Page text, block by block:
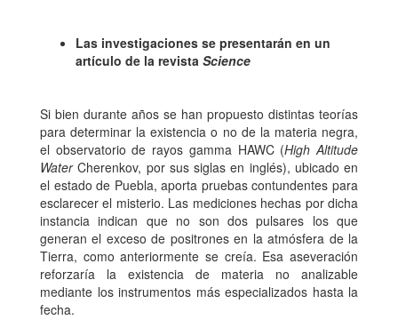
Las investigaciones se presentarán en un
artículo de la revista Science
Si bien durante años se han propuesto distintas teorías
para determinar la existencia o no de la materia negra,
el observatorio de rayos gamma HAWC (High Altitude
WaterCherenkov, por sus siglas en inglés), ubicado en
el estado de Puebla, aporta pruebas contundentes para
esclarecer el misterio. Las mediciones hechas por dicha
instancia indican que no son dos pulsares los que
generan el exceso de positrones en la atmósfera de la
Tierra, como anteriormente se creía. Esa aseveración
reforzaría la existencia de materia no analizable
mediante los instrumentos más especializados hasta la
fecha.